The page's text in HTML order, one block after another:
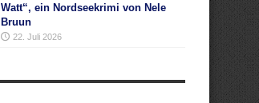
Watt“, ein Nordseekrimi von Nele
Bruun
22. Juli 2026